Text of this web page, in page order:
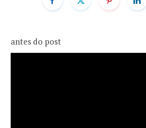
antes do post